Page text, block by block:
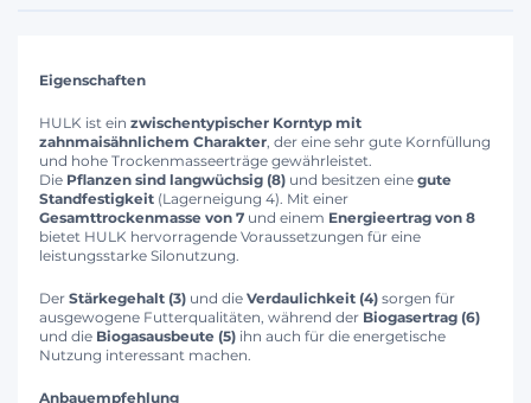
Eigenschaften
HULK ist ein zwischentypischer Korntyp mit
zahnmaisähnlichem Charakter , der eine sehr gute Kornfüllung
und hohe Trockenmasseerträge gewährleistet.
Die Pflanzen sind langwüchsig (8) und besitzen eine gute
Standfestigkeit (Lagerneigung 4). Mit einer
Gesamttrockenmasse von 7 und einem Energieertrag von 8
bietet HULK hervorragende Voraussetzungen für eine
leistungsstarke Silonutzung.
Der Stärkegehalt (3) und die Verdaulichkeit (4) sorgen für
ausgewogene Futterqualitäten, während der Biogasertrag (6)
und die Biogasausbeute (5) ihn auch für die energetische
Nutzung interessant machen.
Anbauempfehlung